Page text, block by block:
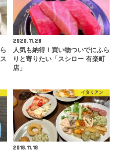
2020.11.28
人気も納得！買い物ついでにふら
りと寄りたい「スシロー 有楽町
店」
イタリアン
2018.11.18